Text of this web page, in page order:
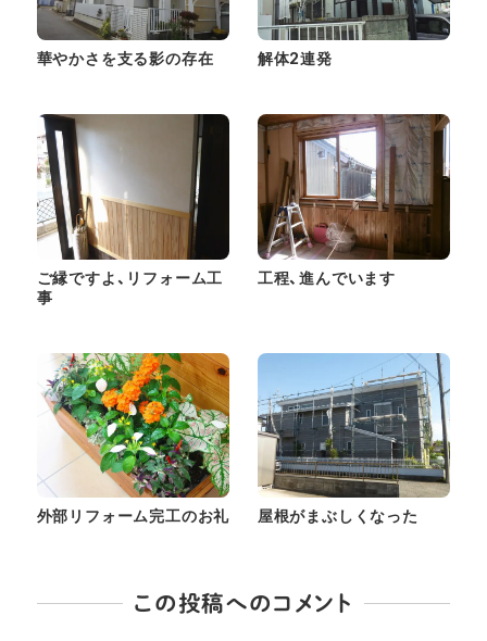
華やかさを支る影の存在 解体2連発
ご縁ですよ、リフォーム工
事
工程、進んでいます
外部リフォーム完工のお礼 屋根がまぶしくなった
この投稿へのコメント